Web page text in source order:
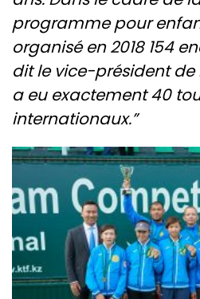
programme pour
organisé en 2018 154
dit le vice-président de
a eu exactement 40
internationaux.”